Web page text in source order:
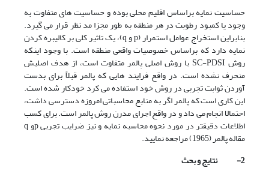
حساسیت نمایه براساس اقلیم محلی بوده و حساسیت های متفاوت به
وجود یا کمبود رطوبت در هر منطقه به طور مجزا مد نظر قرار می گیرد.
بنابراین استخراج عوامل استمرار (p و q)، یک تاثیر کلی بر کالیبره کردن
نمایه دارد که براساس خصوصیات واقعی منطقه است. با وجود اینکه
روش SC-PDSI با روش اصلی پالمر متفاوت است، از هدف اصلیش
منحرف نشده است. در واقع فرایند هایی که پالمر قبلاً برای بدست
آوردن ثوابت تجربی در روش خود استفاده می کرد خودکار شده است.
این کاری است که پالمر اگر به منابع محاسباتی امروزه دسترسی داشت،
احتمالا انجام می داد و در واقع اجرای مدرن روش پالمر است. برای کسب
اطلاعات دقیقتر در مورد نحوه محاسبه نمایه و نیز ضرایب تجربی pو q
مقاله پالمر (1965) مراجعه نمایید.
2-
نتایج و بحث